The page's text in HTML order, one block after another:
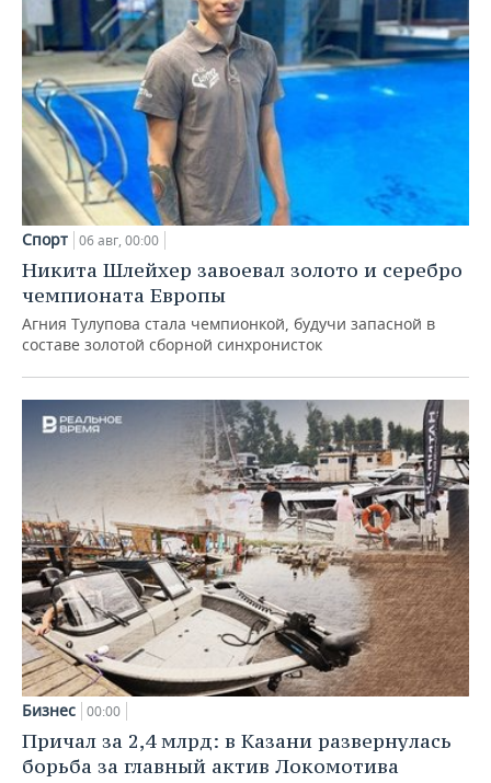
Спорт 06 авг, 00:00
Никита Шлейхер завоевал золото и серебро
чемпионата Европы
Агния Тулупова стала чемпионкой, будучи запасной в
составе золотой сборной синхронисток
Бизнес 00:00
Причал за 2,4 млрд: в Казани развернулась
борьба за главный актив Локомотива